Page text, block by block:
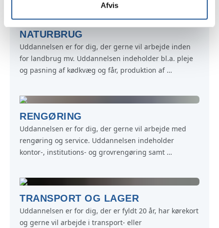
Afvis
NATURBRUG
Uddannelsen er for dig, der gerne vil arbejde inden
for landbrug mv. Uddannelsen indeholder bl.a. pleje
og pasning af kødkvæg og får, produktion af
folde, indhegninger, bygninger, udstyr og maskiner.
RENGØRING
Uddannelsen er for dig, der gerne vil arbejde med
rengøring og service. Uddannelsen indeholder
kontor-, institutions- og grovrengøring samt
overnatning samt kaffeanretning og afrydning.
TRANSPORT OG LAGER
Uddannelsen er for dig, der er fyldt 20 år, har kørekort
og gerne vil arbejde i transport- eller